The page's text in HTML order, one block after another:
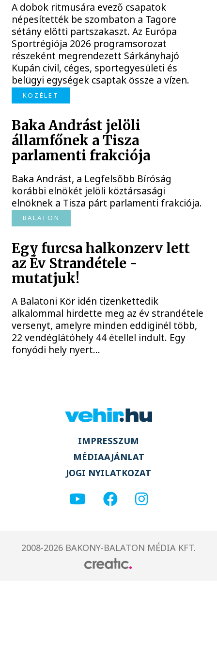
A dobok ritmusára evező csapatok
népesítették be szombaton a Tagore
sétány előtti partszakaszt. Az Európa
Sportrégiója 2026 programsorozat
részeként megrendezett Sárkányhajó
Kupán civil, céges, sportegyesületi és
belügyi egységek csaptak össze a vízen.
KÖZÉLET
Baka Andrást jelöli
államfőnek a Tisza
parlamenti frakciója
Baka Andrást, a Legfelsőbb Bíróság
korábbi elnökét jelöli köztársasági
elnöknek a Tisza párt parlamenti frakciója.
BALATON
Egy furcsa halkonzerv lett
az Év Strandétele -
mutatjuk!
A Balatoni Kör idén tizenkettedik
alkalommal hirdette meg az év strandétele
versenyt, amelyre minden eddiginél több,
22 vendéglátóhely 44 étellel indult. Egy
fonyódi hely nyert...
IMPRESSZUM
MÉDIAAJÁNLAT
JOGI NYILATKOZAT
2008-2026 BAKONY-BALATON MÉDIA KFT.